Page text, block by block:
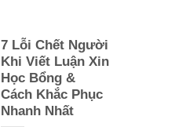
7 Lỗi Chết Người
Khi Viết Luận Xin
Học Bổng &
Cách Khắc Phục
Nhanh Nhất